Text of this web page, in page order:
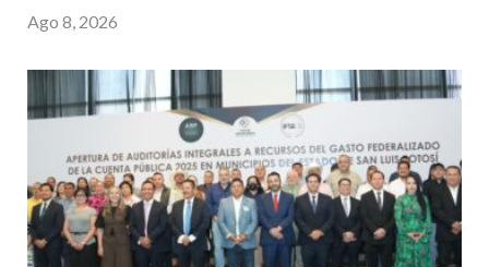
Ago 8, 2026